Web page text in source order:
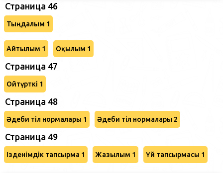
Страница 46
Тыңдалым 1
Айтылым 1 Оқылым 1
Страница 47
Ойтүрткі 1
Страница 48
Әдеби тіл нормалары 1 Әдеби тіл нормалары 2
Страница 49
Ізденімдік тапсырма 1 Жазылым 1 Үй тапсырмасы 1